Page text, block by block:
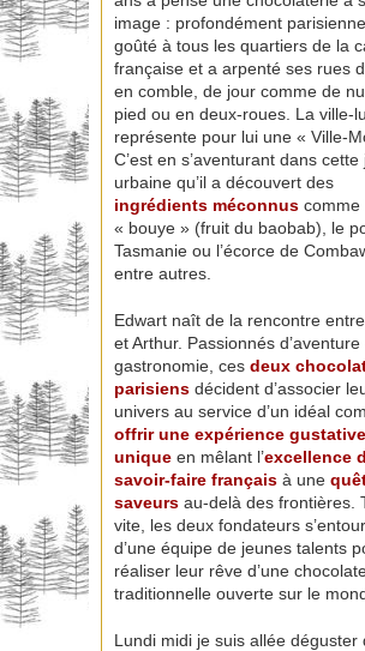
image : profondément
goûté à tous les quartiers de la
française et a arpenté ses rues
en comble, de jour comme de
pied ou en deux-roues. La ville-
représente pour lui une « Ville-
C’est en s’aventurant dans cette
urbaine qu’il a découvert des
ingrédients méconnus comme
« bouye » (fruit du baobab), le
Tasmanie ou l’écorce de
entre autres.
Edwart naît de la rencontre
et Arthur. Passionnés
gastronomie, ces deux
parisiens décident d’associer
univers au service d’un idéal
offrir une expérience gustative
unique en mêlant l’excellence
savoir-faire français à une
saveurs au-delà des frontières.
vite, les deux fondateurs
d’une équipe de jeunes talents
réaliser leur rêve d’une
traditionnelle ouverte sur le
Lundi midi je suis allée déguster